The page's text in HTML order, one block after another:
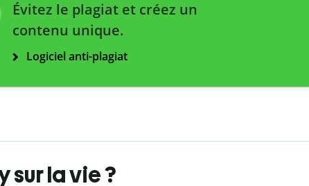
Évitez le plagiat et créez un
contenu unique.
Logiciel anti-plagiat
sur la vie ?